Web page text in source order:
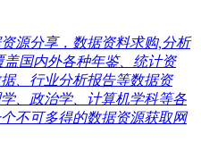
源分享，数据资料求购,分析
国内外各种年鉴、统计资
、行业分析报告等数据资
、政治学、计算机学科等各
不可多得的数据资源获取网